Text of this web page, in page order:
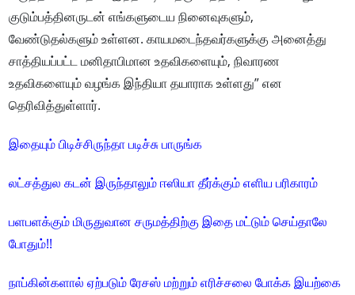
குடும்பத்தினருடன் எங்களுடைய நினைவுகளும்,
வேண்டுதல்களும் உள்ளன. காயமடைந்தவர்களுக்கு அனைத்து
சாத்தியப்பட்ட மனிதாபிமான உதவிகளையும், நிவாரண
உதவிகளையும் வழங்க இந்தியா தயாராக உள்ளது” என
தெரிவித்துள்ளார்.
இதையும் பிடிச்சிருந்தா படிச்சு பாருங்க
லட்சத்துல கடன் இருந்தாலும் ஈஸியா தீர்க்கும் எளிய பரிகாரம்
பளபளக்கும் மிருதுவான சருமத்திற்கு இதை மட்டும் செய்தாலே
போதும்!!
நாப்கின்களால் ஏற்படும் ரேசஸ் மற்றும் எரிச்சலை போக்க இயற்கை